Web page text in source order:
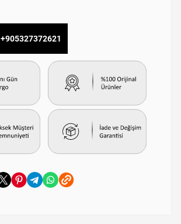
+905327372621